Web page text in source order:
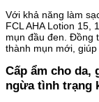
Với khả năng làm
FCL AHA Lotion 15,
mụn đầu đen. Đồng
thành mụn mới,
Cấp ẩm cho da,
ngừa tình trạng